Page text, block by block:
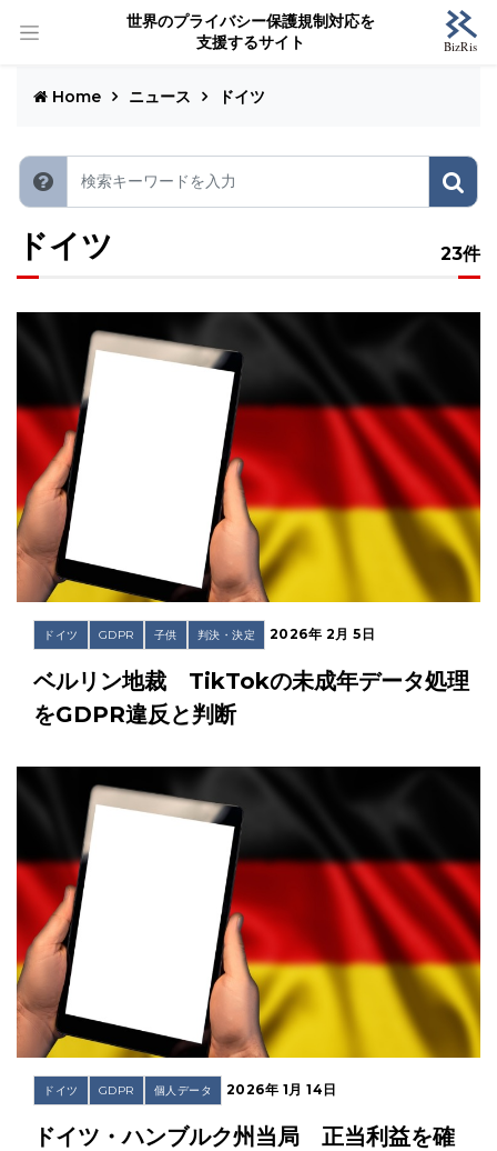
世界のプライバシー保護規制対応を
支援するサイト
Home ニュース ドイツ
ドイツ 23件
ドイツ GDPR 子供 判決・決定 2026年 2月 5日
ベルリン地裁 TikTokの未成年データ処理
をGDPR違反と判断
ドイツ GDPR 個人データ 2026年 1月 14日
ドイツ・ハンブルク州当局 正当利益を確